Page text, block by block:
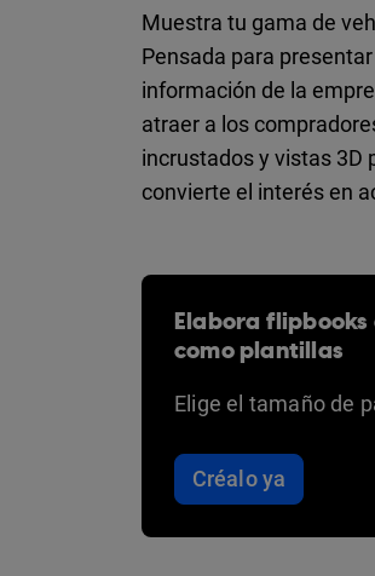
Muestra tu gama de
Pensada para
información de la
atraer a los
incrustados y vistas 3D
convierte el interés en
Elabora
como plantillas
Elige el tamaño de
Créalo ya